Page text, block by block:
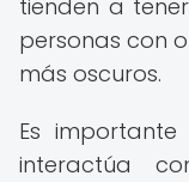
tienden a
personas con
más oscuros.
Es
interactúa